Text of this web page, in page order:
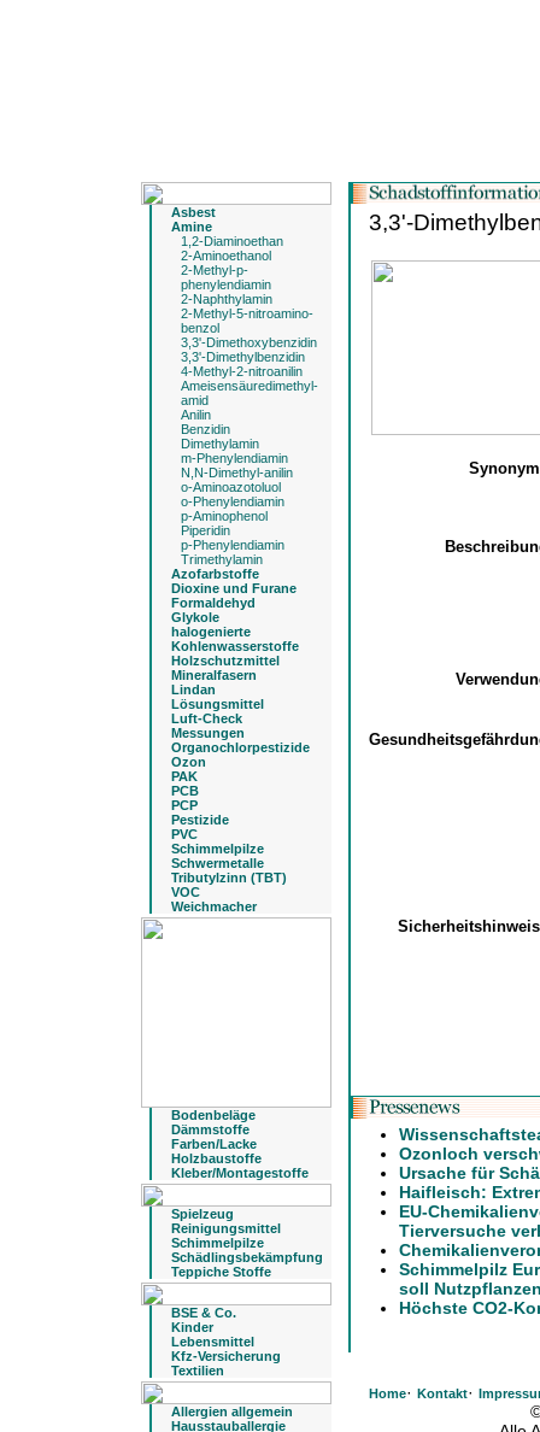
Asbest
Amine
1,2-Diaminoethan
2-Aminoethanol
2-Methyl-p-
phenylendiamin
2-Naphthylamin
2-Methyl-5-nitroamino-
benzol
3,3'-Dimethoxybenzidin
3,3'-Dimethylbenzidin
4-Methyl-2-nitroanilin
Ameisensäuredimethyl-
amid
Anilin
Benzidin
Dimethylamin
m-Phenylendiamin
N,N-Dimethyl-anilin
o-Aminoazotoluol
o-Phenylendiamin
p-Aminophenol
Piperidin
p-Phenylendiamin
Trimethylamin
Azofarbstoffe
Dioxine und Furane
Formaldehyd
Glykole
halogenierte
Kohlenwasserstoffe
Holzschutzmittel
Mineralfasern
Lindan
Lösungsmittel
Luft-Check
Messungen
Organochlorpestizide
Ozon
PAK
PCB
PCP
Pestizide
PVC
Schimmelpilze
Schwermetalle
Tributylzinn (TBT)
VOC
Weichmacher
Bodenbeläge
Dämmstoffe
Farben/Lacke
Holzbaustoffe
Kleber/Montagestoffe
Spielzeug
Reinigungsmittel
Schimmelpilze
Schädlingsbekämpfung
Teppiche Stoffe
BSE & Co.
Kinder
Lebensmittel
Kfz-Versicherung
Textilien
Allergien allgemein
Hausstauballergie
3,3'-
Ozonloch
Ursache für
Haifleisch:
EU-
Tierversuche
Schimmelpilz
soll
Höchste CO2-
Home· Kontakt·